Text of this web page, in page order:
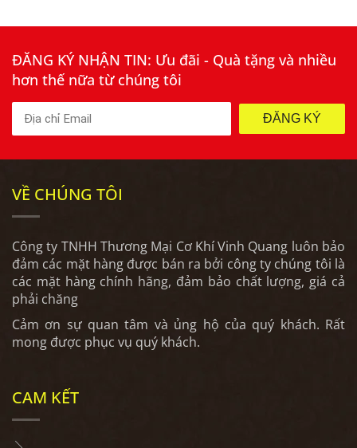
ĐĂNG KÝ NHẬN TIN: Ưu đãi - Quà tặng và nhiều
hơn thế nữa từ chúng tôi
ĐĂNG KÝ
VỀ CHÚNG TÔI
Công ty TNHH Thương Mại Cơ Khí Vinh Quang luôn bảo
đảm các mặt hàng được bán ra bởi công ty chúng tôi là
các mặt hàng chính hãng, đảm bảo chất lượng, giá cả
phải chăng
Cảm ơn sự quan tâm và ủng hộ của quý khách. Rất
mong được phục vụ quý khách.
CAM KẾT